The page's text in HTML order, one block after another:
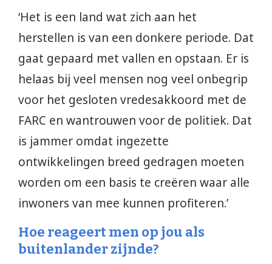
‘Het is een land wat zich aan het
herstellen is van een donkere periode. Dat
gaat gepaard met vallen en opstaan. Er is
helaas bij veel mensen nog veel onbegrip
voor het gesloten vredesakkoord met de
FARC en wantrouwen voor de politiek. Dat
is jammer omdat ingezette
ontwikkelingen breed gedragen moeten
worden om een basis te creëren waar alle
inwoners van mee kunnen profiteren.’
Hoe reageert men op jou als
buitenlander zijnde?